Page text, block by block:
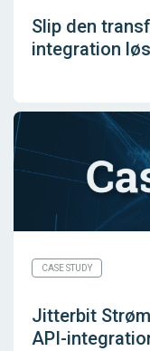
Slip den
integration løs
CASE STUDY
Jitterbit
API-